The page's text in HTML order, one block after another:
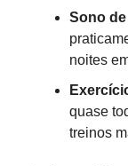
Sono
noites
quase
treinos